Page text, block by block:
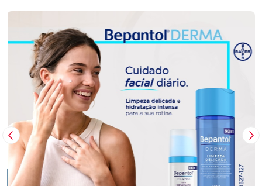
Imagem Anterior